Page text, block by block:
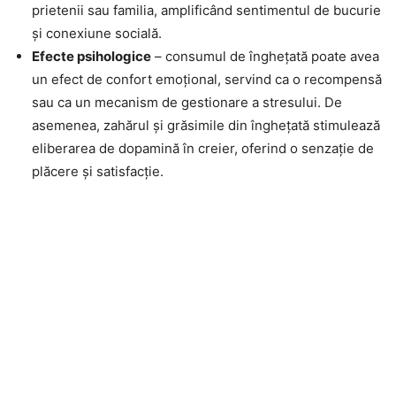
prietenii sau familia, amplificând sentimentul de bucurie
și conexiune socială.
Efecte psihologice – consumul de înghețată poate avea
un efect de confort emoțional, servind ca o recompensă
sau ca un mecanism de gestionare a stresului. De
asemenea, zahărul și grăsimile din înghețată stimulează
eliberarea de dopamină în creier, oferind o senzație de
plăcere și satisfacție.